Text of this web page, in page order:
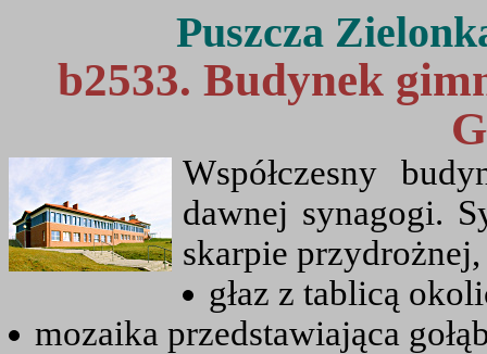
Puszcza
b2533. Budynek
Współczesny
dawnej synagogi.
skarpie
głaz z tablicą
mozaika przedstawiająca